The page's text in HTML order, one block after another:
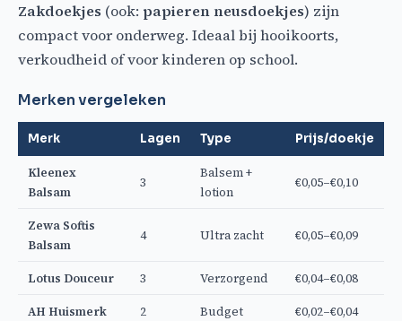
Zakdoekjes (ook: papieren neusdoekjes) zijn
compact voor onderweg. Ideaal bij hooikoorts,
verkoudheid of voor kinderen op school.
Merken vergeleken
Merk Lagen Type Prijs/doekje
Kleenex
Balsam
3
Balsem +
lotion
€0,05–€0,10
Zewa Softis
Balsam
4 Ultra zacht €0,05–€0,09
Lotus Douceur 3 Verzorgend €0,04–€0,08
AH Huismerk 2 Budget €0,02–€0,04